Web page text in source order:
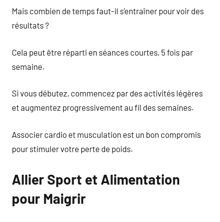
Mais combien de temps faut-il s’entraîner pour voir des
résultats ?
Cela peut être réparti en séances courtes, 5 fois par
semaine.
Si vous débutez, commencez par des activités légères
et augmentez progressivement au fil des semaines.
Associer cardio et musculation est un bon compromis
pour stimuler votre perte de poids.
Allier Sport et Alimentation
pour Maigrir